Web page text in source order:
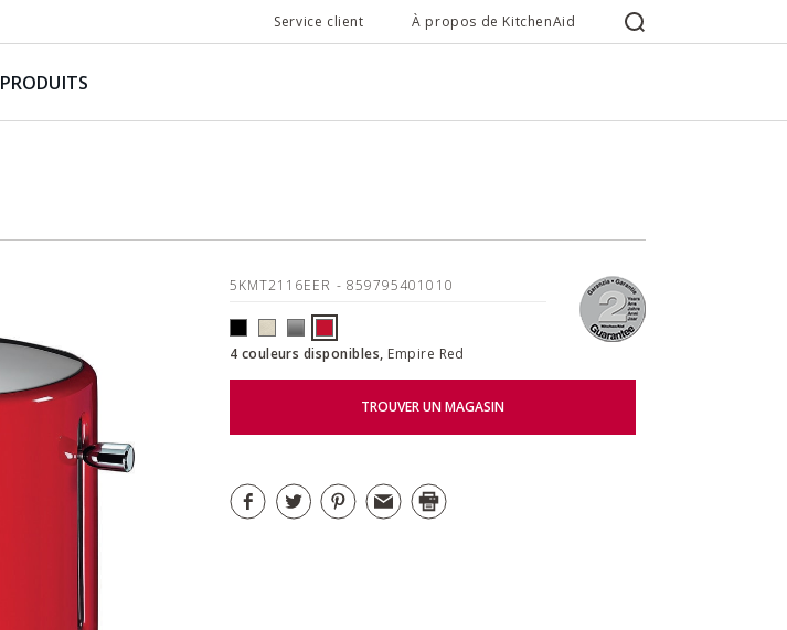
Service client À propos de KitchenAid
PRODUITS
5KMT2116EER - 859795401010
4 couleurs disponibles, Empire Red
TROUVER UN MAGASIN